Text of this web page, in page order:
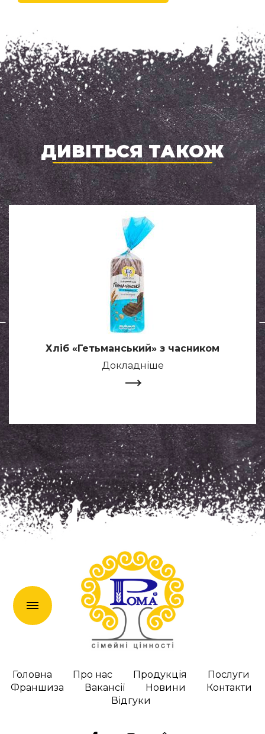
ДИВІТЬСЯ ТАКОЖ
Хліб «Гетьманський» з часником
Докладніше
Головна Про нас Продукція
Послуги
Франшиза
Вакансії Новини
Контакти
Відгуки
en